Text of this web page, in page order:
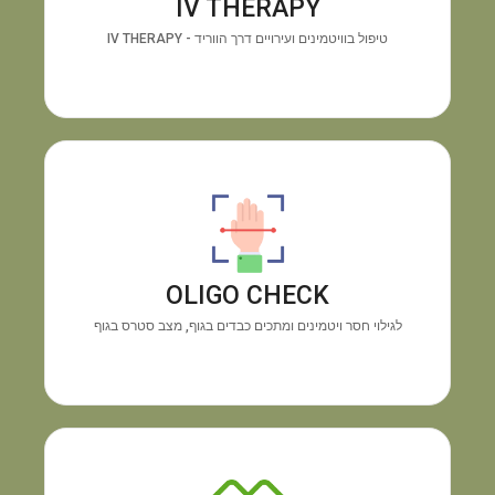
IV THERAPY
טיפול בוויטמינים ועירויים דרך הווריד - IV THERAPY
האנרגיה ושיפור החיוניות תוך זמן קצר.
OLIGO CHECK
לגילוי חסר ויטמינים ומתכים כבדים בגוף, מצב סטרס בגוף
בדיקה טכנולוגית מיידית דרך כף היד.
חוסרים בוויטמינים ומינרלים והצטברות מתכות רעילות,
ללא צורך בבדיקת דם.